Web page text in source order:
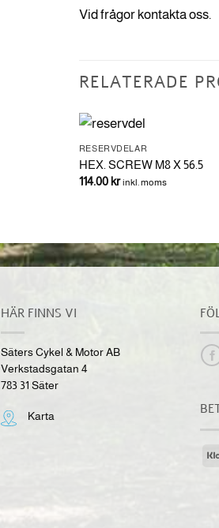
Vid frågor kontakta oss.
RELATERADE
RESERVDELAR
HEX. SCREW M8 X 56.5
114.00 kr inkl. moms
HÄR FINNS VI
Säters Cykel & Motor AB
Verkstadsgatan 4
783 31 Säter
Karta